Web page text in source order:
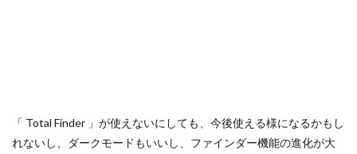
「 Total Finder 」が使えないにしても、今後使える様になるかもし
れないし、ダークモードもいいし、ファインダー機能の進化が大